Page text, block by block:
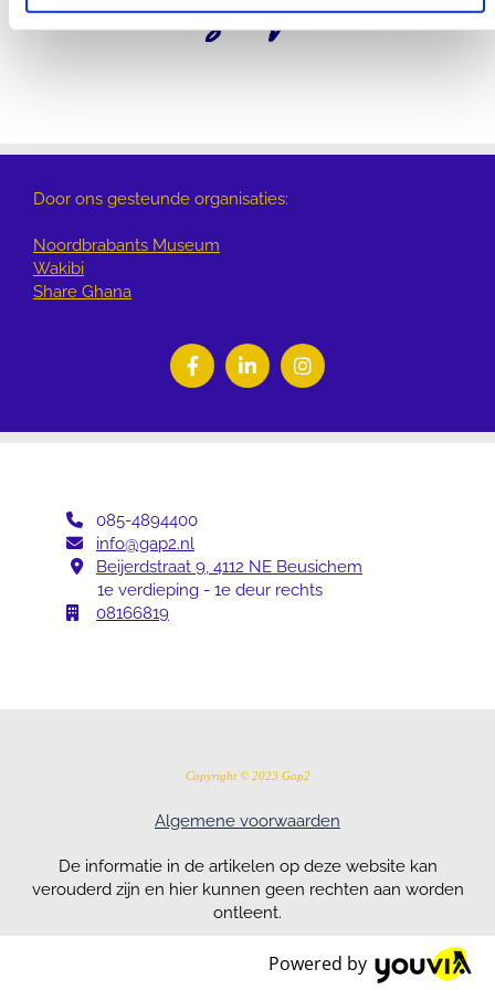
Door ons gesteunde organisaties:
Noordbrabants Museum
Wakibi
 085-4894400
 info@gap2.nl

Beijerdstraat 9, 4112 NE Beusichem
1e verdieping - 1e deur rechts
Algemene voorwaarden
De informatie in de artikelen op deze website kan